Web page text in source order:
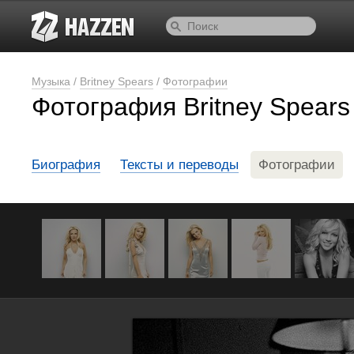
Музыка / Britney Spears / Фотографии
Фотография Britney
Биография Тексты и переводы Фотографии